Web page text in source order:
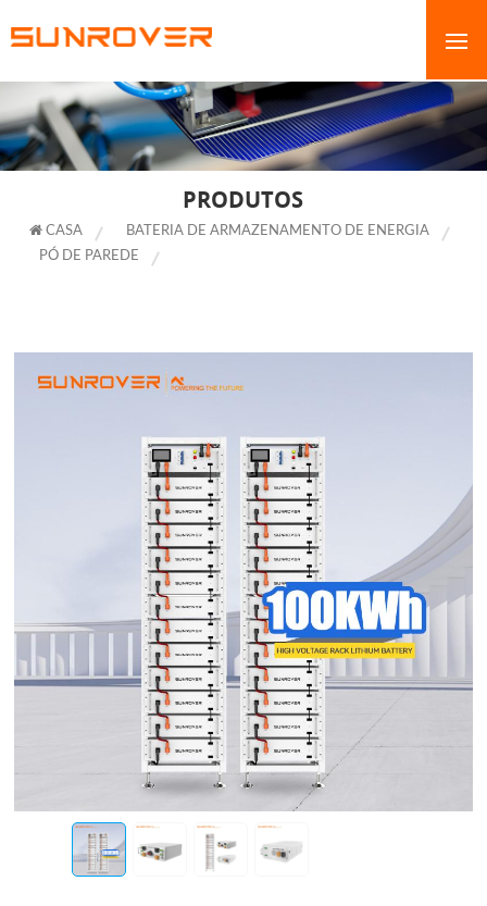
PRODUTOS
CASA
BATERIA DE ARMAZENAMENTO DE ENERGIA
PÓ DE PAREDE